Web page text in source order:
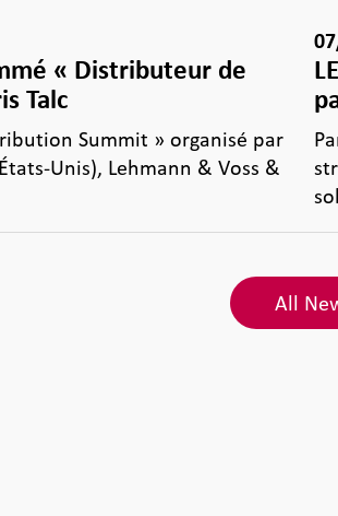
« Distributeur de
Talc
Summit » organisé par
Unis), Lehmann & Voss &
All